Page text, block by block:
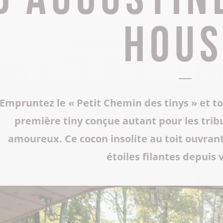
Tous les restaurants
Les commerces de proximité
Les Grottes du Cerdon
Supporter de rugby
Toutes les manifestations
Toutes les activités hiver
Empruntez le « Petit Chemin des tinys » et
première tiny conçue autant pour les
amoureux. Ce cocon insolite au toit
étoiles filantes depuis